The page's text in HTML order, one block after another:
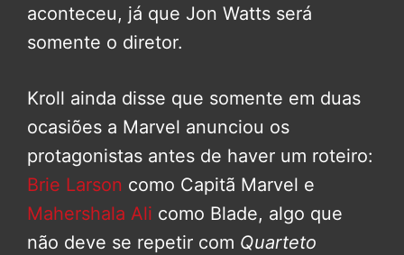
aconteceu, já que Jon Watts será
somente o diretor.
Kroll ainda disse que somente em duas
ocasiões a Marvel anunciou os
protagonistas antes de haver um roteiro:
Brie Larson como Capitã Marvel e
Mahershala Ali como Blade, algo que
não deve se repetir com Quarteto